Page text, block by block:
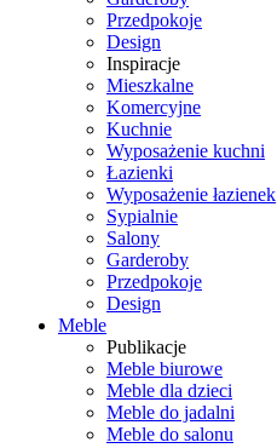
Przedpokoje
Design
Inspiracje
Mieszkalne
Komercyjne
Kuchnie
Wyposażenie kuchni
Łazienki
Wyposażenie łazienek
Sypialnie
Salony
Garderoby
Przedpokoje
Design
Meble
Publikacje
Meble biurowe
Meble dla dzieci
Meble do jadalni
Meble do salonu